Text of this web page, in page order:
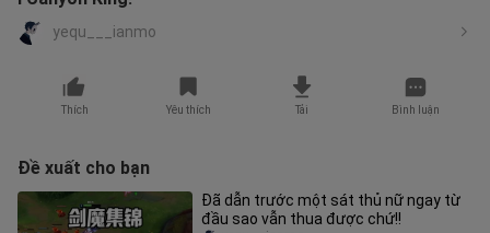
yequ___ianmo
Thích Yêu thích Tải Bình luận
Đề xuất cho bạn
Đã dẫn trước một sát thủ nữ ngay từ
đầu sao vẫn thua được chứ!!